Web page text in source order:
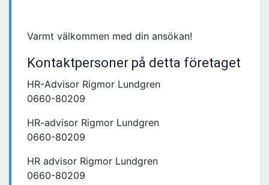
Varmt välkommen med din ansökan!
Kontaktpersoner på detta företaget
HR-Advisor Rigmor Lundgren
0660-80209
HR-advisor Rigmor Lundgren
0660-80209
HR advisor Rigmor Lundgren
0660-80209